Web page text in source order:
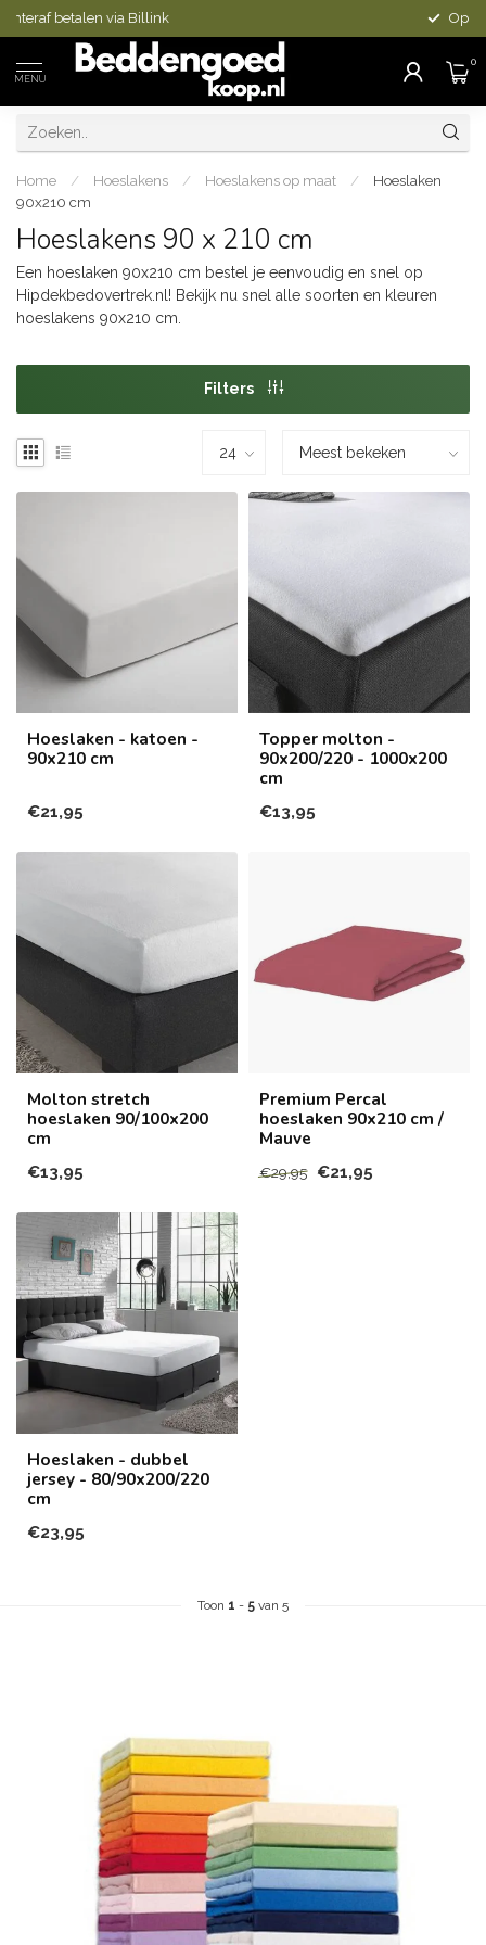
Op voorraad is vandaag besteld, morgen in huis
MENU
0
Home / Hoeslakens / Hoeslakens op maat /
Hoeslaken
90x210 cm
Hoeslakens 90 x 210 cm
Een hoeslaken 90x210 cm bestel je eenvoudig en snel op
Hipdekbedovertrek.nl! Bekijk nu snel alle soorten en kleuren
hoeslakens 90x210 cm.
Filters
Hoeslaken - katoen -
90x210 cm
€21,95
Topper molton -
90x200/220 - 1000x200
cm
€13,95
Molton stretch
hoeslaken 90/100x200
cm
€13,95
Premium Percal
hoeslaken 90x210 cm /
Mauve
€29,95 €21,95
Hoeslaken - dubbel
jersey - 80/90x200/220
cm
€23,95
Toon 1 - 5 van 5